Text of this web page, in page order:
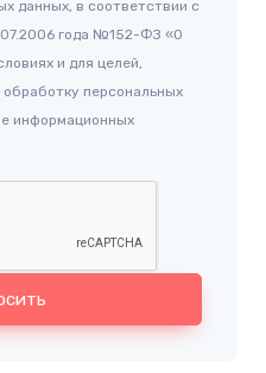
данных, в соответствии с
года №152-ФЗ «О
и для целей,
персональных
информационных